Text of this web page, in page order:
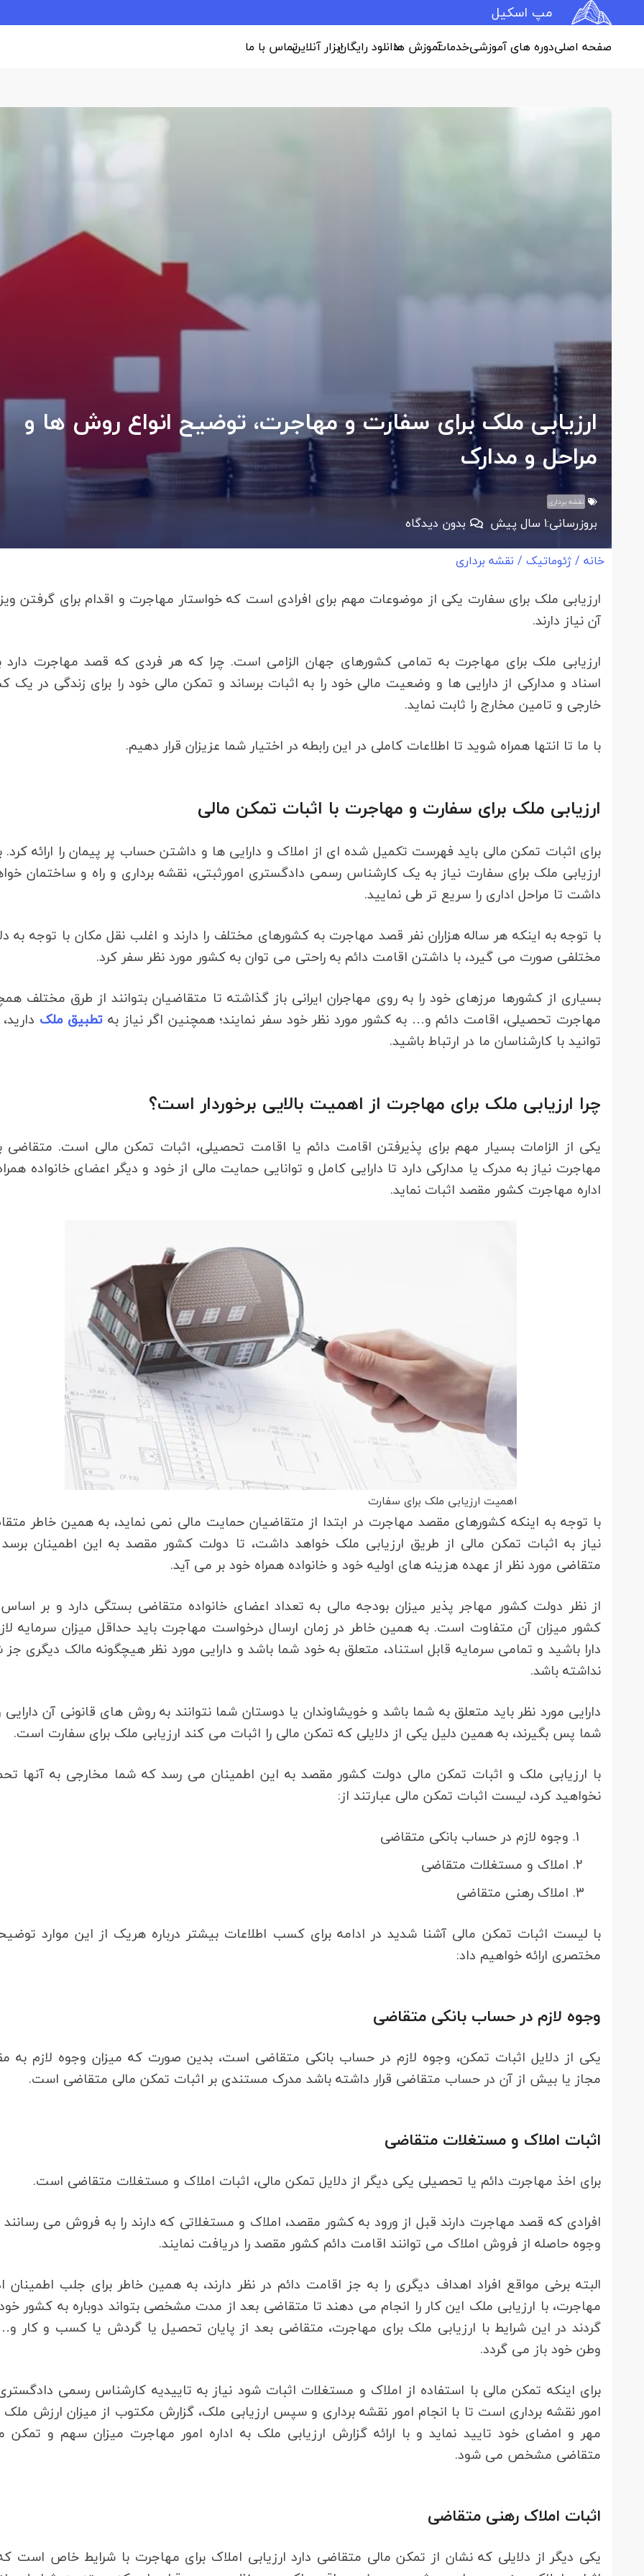
مپ اسکیل
صفحه اصلیدوره های آموزشیخدماتآموزش هادانلود رایگانابزار آنلاینتماس با ما
ارزیابی ملک برای سفارت و مهاجرت، توضیح انواع روش ها و
مراحل و مدارک
نقشه برداری
بروزرسانی:1 سال پیش
بدون دیدگاه
خانه /ژئوماتیک / نقشه برداری
ارزیابی ملک برای سفارت یکی از موضوعات مهم برای افرادی است که خواستار مهاجرت و اقدام برای گرفتن
آن نیاز دارند.
ارزیابی ملک برای مهاجرت به تمامی کشورهای جهان الزامی است. چرا که هر فردی که قصد مهاجرت دارد
اسناد و مدارکی از دارایی ها و وضعیت مالی خود را به اثبات برساند و تمکن مالی خود را برای زندگی در یک
خارجی و تامین مخارج را ثابت نماید.
با ما تا انتها همراه شوید تا اطلاعات کاملی در این رابطه در اختیار شما عزیزان قرار دهیم.
ارزیابی ملک برای سفارت و مهاجرت با اثبات تمکن مالی
برای اثبات تمکن مالی باید فهرست تکمیل شده ای از املاک و دارایی ها و داشتن حساب پر پیمان را ارائه کرد.
ارزیابی ملک برای سفارت نیاز به یک کارشناس رسمی دادگستری امورثبتی، نقشه برداری و راه و ساختمان
داشت تا مراحل اداری را سریع تر طی نمایید.
با توجه به اینکه هر ساله هزاران نفر قصد مهاجرت به کشورهای مختلف را دارند و اغلب نقل مکان با توجه به
مختلفی صورت می گیرد، با داشتن اقامت دائم به راحتی می توان به کشور مورد نظر سفر کرد.
بسیاری از کشورها مرزهای خود را به روی مهاجران ایرانی باز گذاشته تا متقاضیان بتوانند از طرق مختلف
مهاجرت تحصیلی، اقامت دائم و… به کشور مورد نظر خود سفر نمایند؛ همچنین اگر نیاز به تطبیق ملک
توانید با کارشناسان ما در ارتباط باشید.
چرا ارزیابی ملک برای مهاجرت از اهمیت بالایی برخوردار است؟
یکی از الزامات بسیار مهم برای پذیرفتن اقامت دائم یا اقامت تحصیلی، اثبات تمکن مالی است. متقاضی
مهاجرت نیاز به مدرک یا مدارکی دارد تا دارایی کامل و توانایی حمایت مالی از خود و دیگر اعضای خانواده
اداره مهاجرت کشور مقصد اثبات نماید.
اهمیت ارزیابی ملک برای سفارت
با توجه به اینکه کشورهای مقصد مهاجرت در ابتدا از متقاضیان حمایت مالی نمی نماید، به همین خاطر
نیاز به اثبات تمکن مالی از طریق ارزیابی ملک خواهد داشت، تا دولت کشور مقصد به این اطمینان
متقاضی مورد نظر از عهده هزینه های اولیه خود و خانواده همراه خود بر می آید.
از نظر دولت کشور مهاجر پذیر میزان بودجه مالی به تعداد اعضای خانواده متقاضی بستگی دارد و بر
کشور میزان آن متفاوت است. به همین خاطر در زمان ارسال درخواست مهاجرت باید حداقل میزان سرمایه
دارا باشید و تمامی سرمایه قابل استناد، متعلق به خود شما باشد و دارایی مورد نظر هیچگونه مالک دیگری جز
نداشته باشد.
دارایی مورد نظر باید متعلق به شما باشد و خویشاوندان یا دوستان شما نتوانند به روش های قانونی آن دارایی
شما پس بگیرند، به همین دلیل یکی از دلایلی که تمکن مالی را اثبات می کند ارزیابی ملک برای سفارت است.
با ارزیابی ملک و اثبات تمکن مالی دولت کشور مقصد به این اطمینان می رسد که شما مخارجی به آنها
نخواهید کرد، لیست اثبات تمکن مالی عبارتند از:
وجوه لازم در حساب بانکی متقاضی
املاک و مستغلات متقاضی
املاک رهنی متقاضی
با لیست اثبات تمکن مالی آشنا شدید در ادامه برای کسب اطلاعات بیشتر درباره هریک از این موارد
مختصری ارائه خواهیم داد:
وجوه لازم در حساب بانکی متقاضی
یکی از دلایل اثبات تمکن، وجوه لازم در حساب بانکی متقاضی است، بدین صورت که میزان وجوه لازم به
مجاز یا بیش از آن در حساب متقاضی قرار داشته باشد مدرک مستندی بر اثبات تمکن مالی متقاضی است.
اثبات املاک و مستغلات متقاضی
برای اخذ مهاجرت دائم یا تحصیلی یکی دیگر از دلایل تمکن مالی، اثبات املاک و مستغلات متقاضی است.
افرادی که قصد مهاجرت دارند قبل از ورود به کشور مقصد، املاک و مستغلاتی که دارند را به فروش می رسانند
وجوه حاصله از فروش املاک می توانند اقامت دائم کشور مقصد را دریافت نمایند.
البته برخی مواقع افراد اهداف دیگری را به جز اقامت دائم در نظر دارند، به همین خاطر برای جلب اطمینان
مهاجرت، با ارزیابی ملک این کار را انجام می دهند تا متقاضی بعد از مدت مشخصی بتواند دوباره به کشور خود
گردند در این شرایط با ارزیابی ملک برای مهاجرت، متقاضی بعد از پایان تحصیل یا گردش یا کسب و کار
وطن خود باز می گردد.
برای اینکه تمکن مالی با استفاده از املاک و مستغلات اثبات شود نیاز به تاییدیه کارشناس رسمی
امور نقشه برداری است تا با انجام امور نقشه برداری و سپس ارزیابی ملک، گزارش مکتوب از میزان ارزش ملک
مهر و امضای خود تایید نماید و با ارائه گزارش ارزیابی ملک به اداره امور مهاجرت میزان سهم و تمکن
متقاضی مشخص می شود.
اثبات املاک رهنی متقاضی
یکی دیگر از دلایلی که نشان از تمکن مالی متقاضی دارد ارزیابی املاک برای مهاجرت با شرایط خاص است